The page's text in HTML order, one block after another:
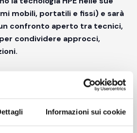
Informazioni sui cookie
mobili, portatili e fissi) e sarà
confronto aperto tra tecnici,
condividere approcci,
.
limitate a un massimo di 50
verranno accettate in ordine di